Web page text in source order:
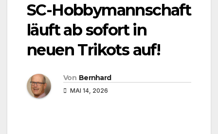
SC-Hobbymannschaft
läuft ab sofort in
neuen Trikots auf!
Von Bernhard
MAI 14, 2026